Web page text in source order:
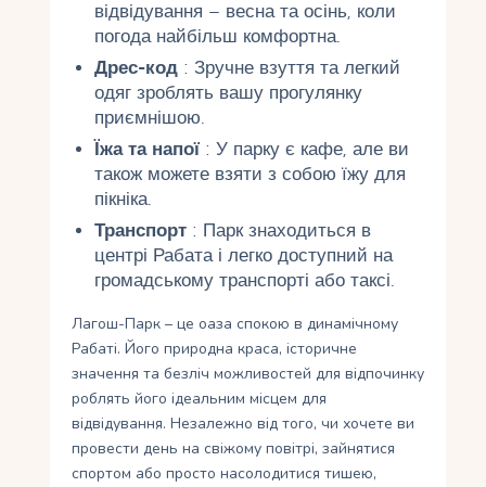
відвідування – весна та осінь, коли
погода найбільш комфортна.
Дрес-код: Зручне взуття та легкий
одяг зроблять вашу прогулянку
приємнішою.
Їжа та напої: У парку є кафе, але ви
також можете взяти з собою їжу для
пікніка.
Транспорт: Парк знаходиться в
центрі Рабата і легко доступний на
громадському транспорті або таксі.
Лагош-Парк – це оаза спокою в динамічному
Рабаті. Його природна краса, історичне
значення та безліч можливостей для відпочинку
роблять його ідеальним місцем для
відвідування. Незалежно від того, чи хочете ви
провести день на свіжому повітрі, зайнятися
спортом або просто насолодитися тишею,